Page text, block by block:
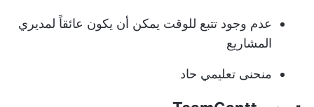
عدم وجود تتبع للوقت يمكن أن يكون عائقاً لمديري
المشاريع
منحنى تعليمي حاد